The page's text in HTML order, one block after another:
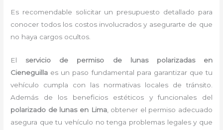
Es recomendable solicitar un presupuesto detallado para
conocer todos los costos involucrados y asegurarte de que
no haya cargos ocultos.
El servicio de permiso de lunas polarizadas en
Cieneguilla es un paso fundamental para garantizar que tu
vehículo cumpla con las normativas locales de tránsito.
Además de los beneficios estéticos y funcionales del
polarizado de lunas en Lima, obtener el permiso adecuado
asegura que tu vehículo no tenga problemas legales y que